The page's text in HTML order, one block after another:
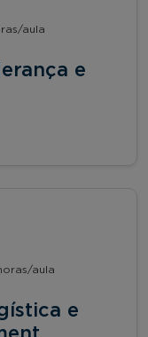
aula
e
aula
e